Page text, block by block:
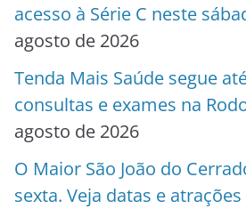
acesso à Série C neste
agosto de 2026
Tenda Mais Saúde segue
consultas e exames na
agosto de 2026
O Maior São João do
sexta. Veja datas e atrações